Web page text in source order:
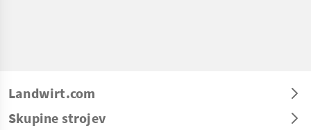
Landwirt.com
Skupine strojev